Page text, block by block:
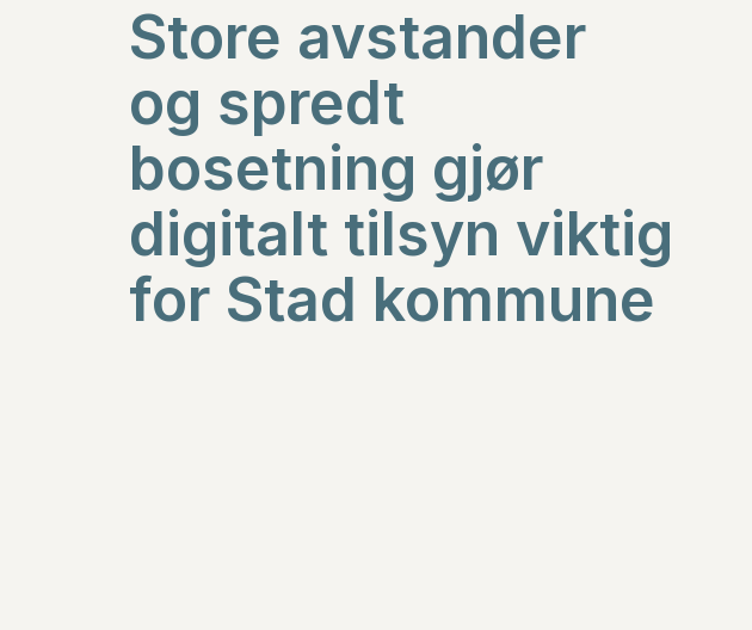
Store avstander
og spredt
bosetning gjør
digitalt tilsyn viktig
for Stad kommune